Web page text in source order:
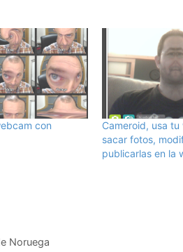
con
Cameroid, usa
sacar fotos,
publicarlas en la
Noruega